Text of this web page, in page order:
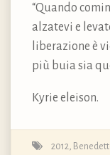
“Quando
alzatevi e
liberazione è
più buia sia
Kyrie eleison.
2012